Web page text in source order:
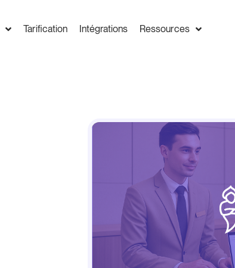
Tarification Intégrations
Ressources